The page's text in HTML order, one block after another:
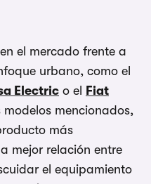
el mercado frente a
urbano, como el
Electric o el
Fiat
modelos mencionados,
más
mejor relación entre
el equipamiento